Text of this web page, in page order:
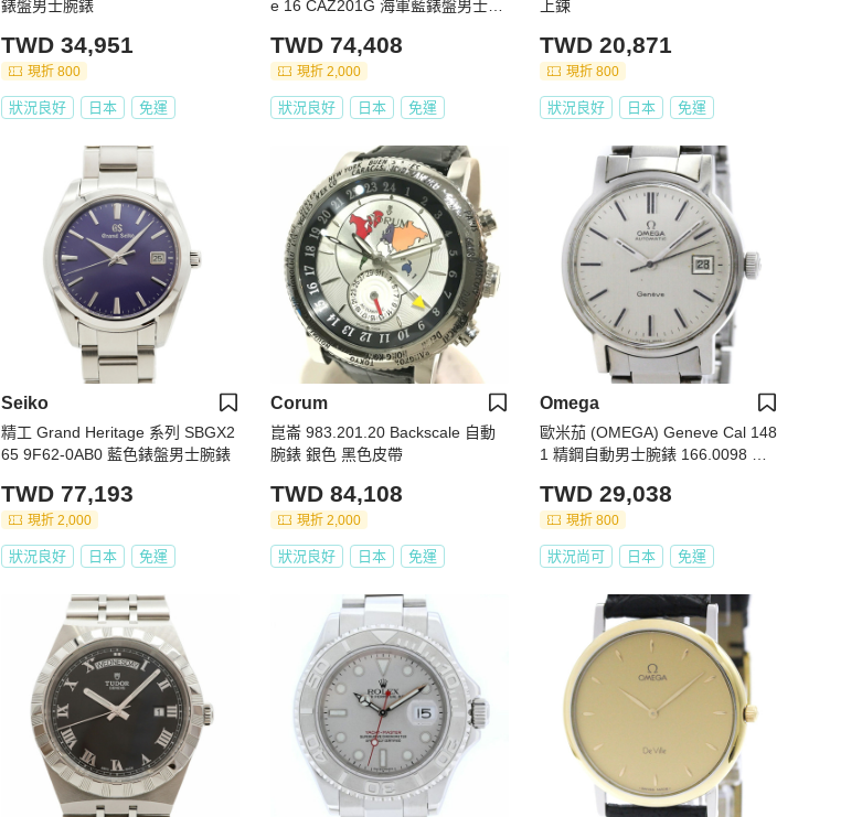
錶盤男士腕錶
TWD 34,951
現折 800
狀況良好 日本 免運
e 16 CAZ201G 海軍藍錶盤男士腕
TWD 74,408
現折 2,000
狀況良好 日本 免運
上鍊
TWD 20,871
現折 800
狀況良好 日本 免運
Seiko
精工 Grand Heritage 系列 SBGX2
65 9F62-0AB0 藍色錶盤男士腕錶
TWD 77,193
現折 2,000
狀況良好 日本 免運
Corum
崑崙 983.201.20 Backscale 自動
腕錶 銀色 黑色皮帶
TWD 84,108
現折 2,000
狀況良好 日本 免運
Omega
歐米茄 (OMEGA) Geneve Cal 148
1 精鋼自動男士腕錶 166.0098 復
TWD 29,038
現折 800
狀況尚可 日本 免運